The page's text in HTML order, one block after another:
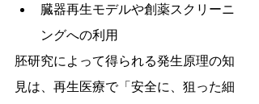
臓器再生モデルや創薬スクリーニ
ングへの利用
胚研究によって得られる発生原理の知
見は、再生医療で「安全に、狙った細